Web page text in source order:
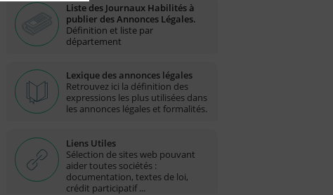
Liste des Journaux Habilités à
publier des Annonces Légales.
Définition et liste par
département
Lexique des annonces légales
Retrouvez ici la définition des
expressions les plus utilisées dans
les annonces légales et formalités.
Liens Utiles
Sélection de sites web pouvant
aider toutes sociétés :
documentation, textes de loi,
crédit participatif ...